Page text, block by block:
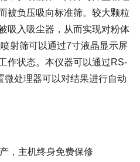
被负压吸向标准筛。较大颗粒
吸入吸尘器，从而实现对粉体
射筛可以通过7寸液晶显示屏
作状态。本仪器可以通过RS-
微处理器可以对结果进行自动
，主机终身免费保修